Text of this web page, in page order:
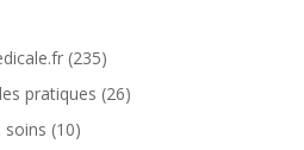
(235)
pratiques (26)
soins (10)